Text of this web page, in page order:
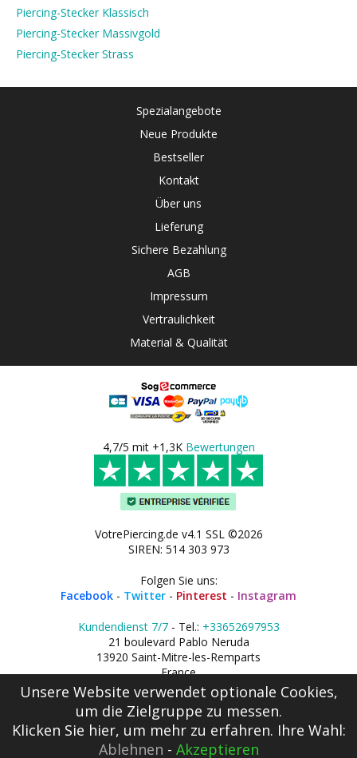
Piercing-Stecker Klassisch
Piercing-Stecker Massivgold
Piercing-Stecker Strass
Spezialangebote
Neue Produkte
Bestseller
Kontakt
Über uns
Lieferung
Sichere Bezahlung
AGB
Impressum
Vertraulichkeit
Material & Qualität
4,7/5 mit +1,3K Bewertungen
VotrePiercing.de v4.1 SSL ©2026
SIREN: 514 303 973
Folgen Sie uns:
Facebook - Twitter - Pinterest - Instagram
Kundendienst 7/7- Tel.: +33652697953
21 boulevard Pablo Neruda
13920 Saint-Mitre-les-Remparts
France
Unsere Website verwendet optionale Cookies,
um die Zielgruppe zu messen.
Klicken Sie hier, um mehr zu erfahren. Ihre Wahl:
Ablehnen - Akzeptieren